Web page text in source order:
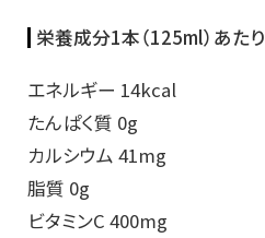
栄養成分1本（125ml）あたり
エネルギー 14kcal
たんぱく質 0g
カルシウム 41mg
脂質 0g
ビタミンC 400mg